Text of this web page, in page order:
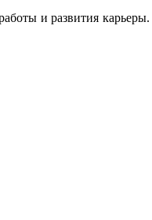
и развития карьеры.